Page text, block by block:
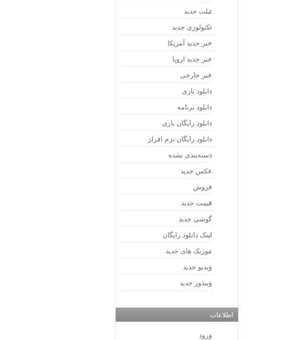
تبلت جدید
تکنولوژی جدید
خبر جدید آمریکا
خبر جدید اروپا
خبر خارجی
دانلود بازی
دانلود برنامه
دانلود رایگان بازی
دانلود رایگان نرم افراز
دسته‌بندی نشده
عکس جدید
فروش
قیمت جدید
گوشی جدید
لینک دانلود رایگان
موزیک های جدید
ویدیو جدید
ویندوز جدید
اطلاعات
ورود